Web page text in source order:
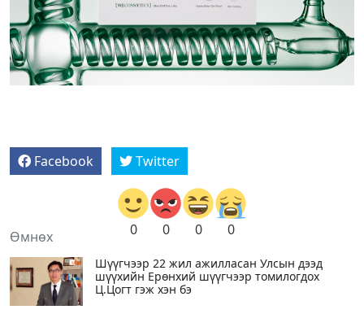
Facebook Twitter
0 0 0 0
Өмнөх
Шүүгчээр 22 жил ажилласан Улсын дээд
шүүхийн Ерөнхий шүүгчээр томилогдох
Ц.Цогт гэж хэн бэ